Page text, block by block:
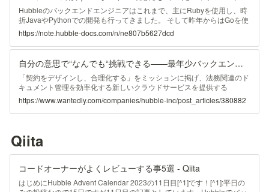
Hubbleのバックエンドエンジニアはこれまで、主にRubyを使用し、時
折JavaやPythonでの開発も行ってきました。 そして昨年からはGoを使
用した開発も始まりました。この変更はあるメンバーの提案によるもの
だそうです。今回はGoの導入を提案した中島と、バックエンドを現場
から支えるCTOの藤井による対談をお届けします！ 藤井（左）、中島
（右） 中島：HubbleにGoを導入した、バックエンドのコードオーナー
藤井：CTO&amp;Founder 白木：今回のインタビュアー、Dev採用担当
Hubbleのバックエンドは、Rubyがメイン 白木：まずはお互いの紹介を
お願いしま
https://note.hubble-docs.com/n/ne807b5627dcd
自分の意思で“なんでも“挑戦できる――最年少バックエンドエンジニアが語る魅力 | 株式会社Hubble
「契約をデザインし、合理化する」をミッションに掲げ、法務関連のド
キュメント管理を効率化する新しいクラウドサービスを提供する
「Hubble（ハブル）」。これを開発提供する株式会社Hubbleの最年...
https://www.wantedly.com/companies/hubble-inc/post_articles/380882
Qiita
コードオーナーがよくレビューする事5選 - Qiita
はじめにHubble Advent Calendar 2023の11日目[^1]です！[^1]:平日の